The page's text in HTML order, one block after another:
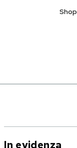
Shop
In evidenza